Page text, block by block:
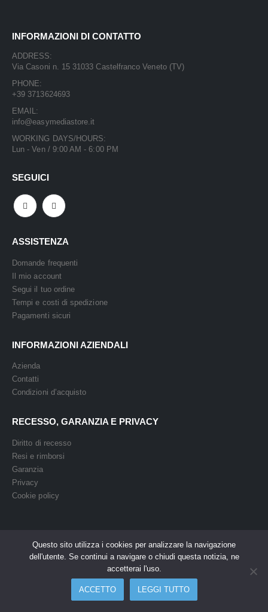
INFORMAZIONI DI CONTATTO
ADDRESS:
Via Casoni n. 15 31033 Castelfranco Veneto (TV)
PHONE:
+39 3713624693
EMAIL:
info@easymediastore.it
WORKING DAYS/HOURS:
Lun - Ven / 9:00 AM - 6:00 PM
SEGUICI
ASSISTENZA
Domande frequenti
Il mio account
Segui il tuo ordine
Tempi e costi di spedizione
Pagamenti sicuri
INFORMAZIONI AZIENDALI
Azienda
Contatti
Condizioni d’acquisto
RECESSO, GARANZIA E PRIVACY
Diritto di recesso
Resi e rimborsi
Garanzia
Privacy
Cookie policy
Powered by Easy Media © 2008. All Rights Reserved
Questo sito utilizza i cookies per analizzare la navigazione
dell'utente. Se continui a navigare o chiudi questa notizia, ne
accetterai l'uso.
ACCETTO LEGGI TUTTO